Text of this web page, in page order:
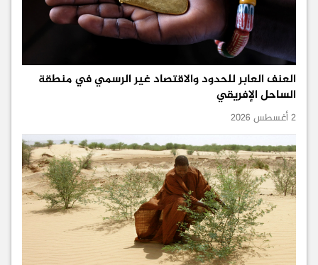
العنف العابر للحدود والاقتصاد غير الرسمي في منطقة
الساحل الإفريقي
2 أغسطس 2026